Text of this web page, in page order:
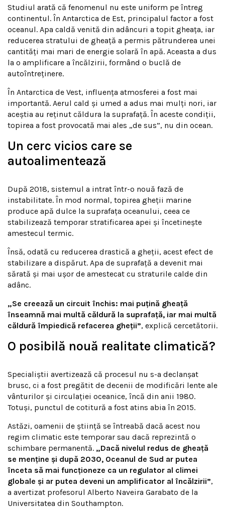
Studiul arată că fenomenul nu este uniform pe întreg
continentul. În Antarctica de Est, principalul factor a fost
oceanul. Apa caldă venită din adâncuri a topit gheața, iar
reducerea stratului de gheață a permis pătrunderea unei
cantități mai mari de energie solară în apă. Aceasta a dus
la o amplificare a încălzirii, formând o buclă de
autoîntreținere.
În Antarctica de Vest, influența atmosferei a fost mai
importantă. Aerul cald și umed a adus mai mulți nori, iar
aceștia au reținut căldura la suprafață. În aceste condiții,
topirea a fost provocată mai ales „de sus”, nu din ocean.
Un cerc vicios care se
autoalimentează
După 2018, sistemul a intrat într-o nouă fază de
instabilitate. În mod normal, topirea gheții marine
produce apă dulce la suprafața oceanului, ceea ce
stabilizează temporar stratificarea apei și încetinește
amestecul termic.
Însă, odată cu reducerea drastică a gheții, acest efect de
stabilizare a dispărut. Apa de suprafață a devenit mai
sărată și mai ușor de amestecat cu straturile calde din
adânc.
„Se creează un circuit închis: mai puțină gheață
înseamnă mai multă căldură la suprafață, iar mai multă
căldură împiedică refacerea gheții”, explică cercetătorii.
O posibilă nouă realitate climatică?
Specialiștii avertizează că procesul nu s-a declanșat
brusc, ci a fost pregătit de decenii de modificări lente ale
vânturilor și circulației oceanice, încă din anii 1980.
Totuși, punctul de cotitură a fost atins abia în 2015.
Astăzi, oamenii de știință se întreabă dacă acest nou
regim climatic este temporar sau dacă reprezintă o
schimbare permanentă. „Dacă nivelul redus de gheață
se menține și după 2030, Oceanul de Sud ar putea
înceta să mai funcționeze ca un regulator al climei
globale și ar putea deveni un amplificator al încălzirii”,
a avertizat profesorul Alberto Naveira Garabato de la
Universitatea din Southampton.